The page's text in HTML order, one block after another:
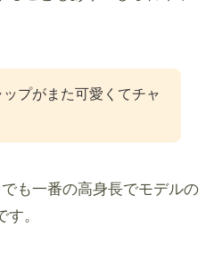
プがまた可愛くてチャ
も一番の高身長でモデルの
。